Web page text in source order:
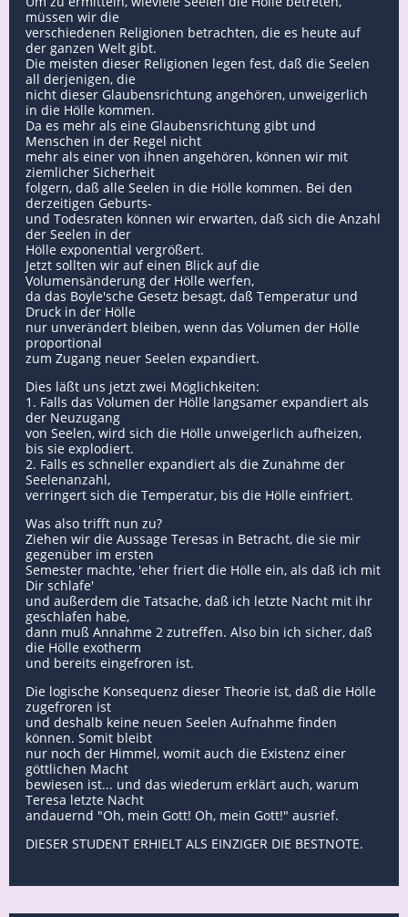
müssen wir die
verschiedenen Religionen betrachten, die es heute auf
der ganzen Welt gibt.
Die meisten dieser Religionen legen fest, daß die Seelen
all derjenigen, die
nicht dieser Glaubensrichtung angehören, unweigerlich
in die Hölle kommen.
Da es mehr als eine Glaubensrichtung gibt und
Menschen in der Regel nicht
mehr als einer von ihnen angehören, können wir mit
ziemlicher Sicherheit
folgern, daß alle Seelen in die Hölle kommen. Bei den
derzeitigen Geburts-
und Todesraten können wir erwarten, daß sich die Anzahl
der Seelen in der
Hölle exponential vergrößert.
Jetzt sollten wir auf einen Blick auf die
Volumensänderung der Hölle werfen,
da das Boyle'sche Gesetz besagt, daß Temperatur und
Druck in der Hölle
nur unverändert bleiben, wenn das Volumen der Hölle
proportional
zum Zugang neuer Seelen expandiert.
Dies läßt uns jetzt zwei Möglichkeiten:
1. Falls das Volumen der Hölle langsamer expandiert als
der Neuzugang
von Seelen, wird sich die Hölle unweigerlich aufheizen,
bis sie explodiert.
2. Falls es schneller expandiert als die Zunahme der
Seelenanzahl,
verringert sich die Temperatur, bis die Hölle einfriert.
Was also trifft nun zu?
Ziehen wir die Aussage Teresas in Betracht, die sie mir
gegenüber im ersten
Semester machte, 'eher friert die Hölle ein, als daß ich mit
Dir schlafe'
und außerdem die Tatsache, daß ich letzte Nacht mit ihr
geschlafen habe,
dann muß Annahme 2 zutreffen. Also bin ich sicher, daß
die Hölle exotherm
und bereits eingefroren ist.
Die logische Konsequenz dieser Theorie ist, daß die Hölle
zugefroren ist
und deshalb keine neuen Seelen Aufnahme finden
können. Somit bleibt
nur noch der Himmel, womit auch die Existenz einer
göttlichen Macht
bewiesen ist... und das wiederum erklärt auch, warum
Teresa letzte Nacht
andauernd "Oh, mein Gott! Oh, mein Gott!" ausrief.
DIESER STUDENT ERHIELT ALS EINZIGER DIE BESTNOTE.